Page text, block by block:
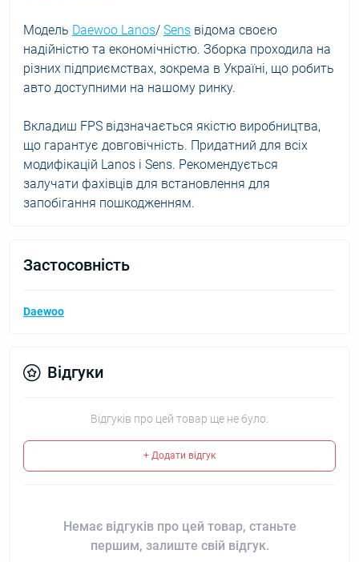
Модель Daewoo Lanos/ Sens відома своєю
надійністю та економічністю. Зборка проходила на
різних підприємствах, зокрема в Україні, що робить
авто доступними на нашому ринку.
Вкладиш FPS відзначається якістю виробництва,
що гарантує довговічність. Придатний для всіх
модифікацій Lanos і Sens. Рекомендується
залучати фахівців для встановлення для
запобігання пошкодженням.
Застосовність
Daewoo
Відгуки
Відгуків про цей товар ще не було.
+ Додати відгук
Немає відгуків про цей товар, станьте
першим, залиште свій відгук.